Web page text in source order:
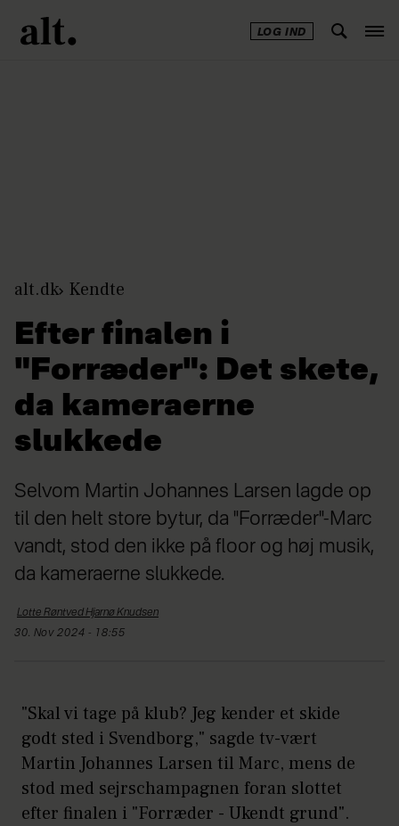
LOG IND
alt.dk Kendte
Efter finalen i
"Forræder": Det skete,
da kameraerne
slukkede
Selvom Martin Johannes Larsen lagde op
til den helt store bytur, da "Forræder"-Marc
vandt, stod den ikke på floor og høj musik,
da kameraerne slukkede.
Lotte Røntved HjarnøKnudsen
30. Nov 2024 - 18:55
"Skal vi tage på klub? Jeg kender et skide
godt sted i Svendborg," sagde tv-vært
Martin Johannes Larsen til Marc, mens de
stod med sejrschampagnen foran slottet
efter finalen i "Forræder - Ukendt grund".